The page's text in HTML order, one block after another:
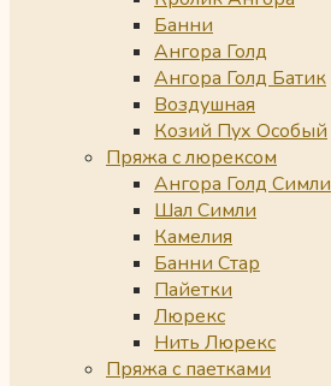
Банни
Ангора Голд
Ангора Голд Батик
Воздушная
Козий Пух Особый
Пряжа с люрексом
Ангора Голд Симли
Шал Симли
Камелия
Банни Стар
Пайетки
Люрекс
Нить Люрекс
Пряжа с паетками